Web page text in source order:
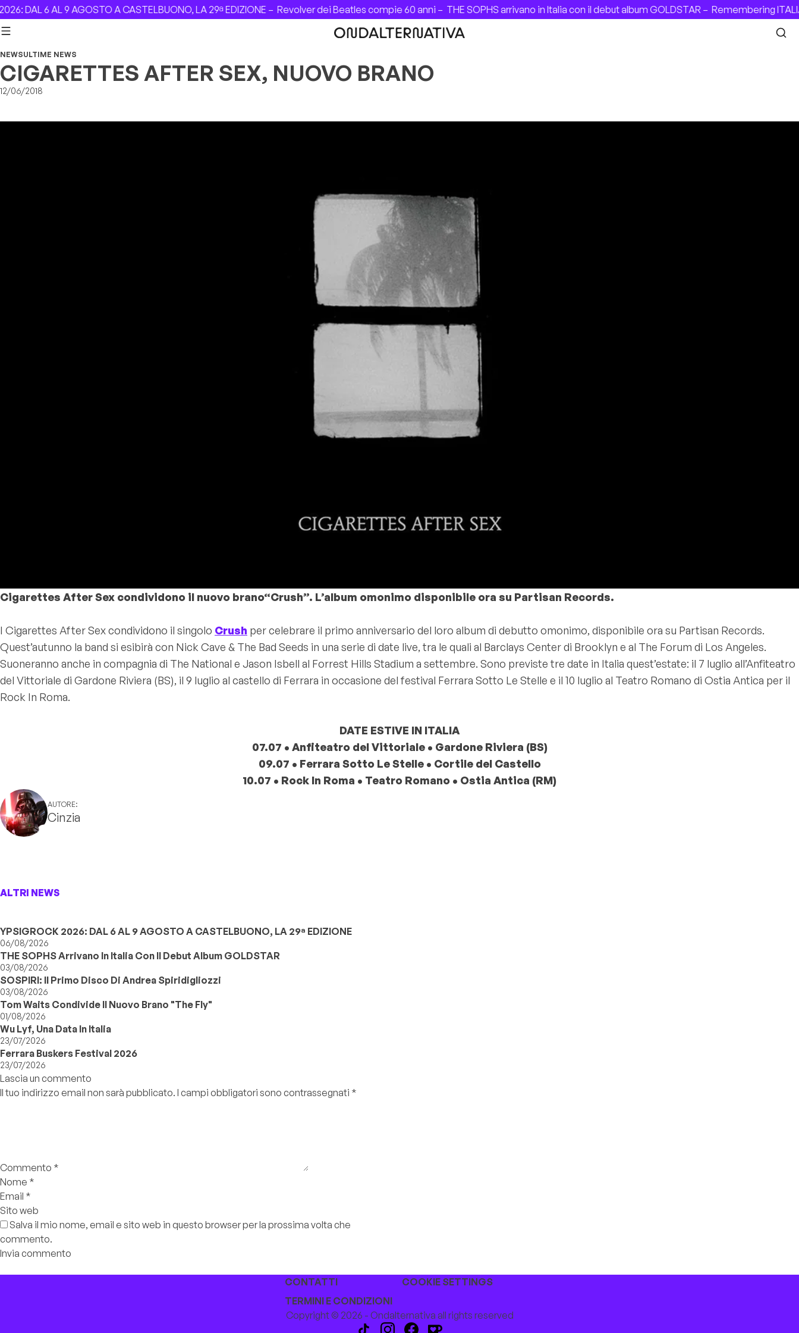
Skip to content
DAL 6 AL 9 AGOSTO A CASTELBUONO, LA 29ª EDIZIONE –Revolver dei Beatles compie 60 anni –THE SOPHS arrivano in Italia con il debut album GOLDSTAR –Remembering
NEWSULTIME NEWS
CIGARETTES AFTER SEX, NUOVO BRANO
12/06/2018
Cigarettes After Sex condividono il nuovo brano“Crush”. L’album omonimo disponibile ora su Partisan Records.
I Cigarettes After Sex condividono il singolo Crush per celebrare il primo anniversario del loro album di debutto omonimo, disponibile ora su Partisan Records.
Quest’autunno la band si esibirà con Nick Cave & The Bad Seeds in una serie di date live, tra le quali al Barclays Center di Brooklyn e al The Forum di Los Angeles.
Suoneranno anche in compagnia di The National e Jason Isbell al Forrest Hills Stadium a settembre. Sono previste tre date in Italia quest’estate: il 7 luglio all’Anfiteatro
del Vittoriale di Gardone Riviera (BS), il 9 luglio al castello di Ferrara in occasione del festival Ferrara Sotto Le Stelle e il 10 luglio al Teatro Romano di Ostia Antica per il
Rock In Roma.
DATE ESTIVE IN ITALIA
07.07 • Anfiteatro del Vittoriale • Gardone Riviera (BS)
09.07 • Ferrara Sotto Le Stelle • Cortile del Castello
10.07 • Rock In Roma • Teatro Romano • Ostia Antica (RM)
AUTORE:
Cinzia
ALTRI NEWS
YPSIGROCK 2026: DAL 6 AL 9 AGOSTO A CASTELBUONO, LA 29ª EDIZIONE
06/08/2026
THE SOPHS Arrivano In Italia Con Il Debut Album GOLDSTAR
03/08/2026
SOSPIRI: Il Primo Disco Di Andrea Spiridigliozzi
03/08/2026
Tom Waits Condivide Il Nuovo Brano "The Fly"
01/08/2026
Wu Lyf, Una Data In Italia
23/07/2026
Ferrara Buskers Festival 2026
23/07/2026
Lascia un commento
Il tuo indirizzo email non sarà pubblicato. I campi obbligatori sono contrassegnati *
Commento *
Nome *
Email *
Sito web
Salva il mio nome, email e sito web in questo browser per la prossima volta che
commento.
CONTATTI
COOKIE SETTINGS
TERMINI E CONDIZIONI
Copyright © 2026 - Ondalternativa all rights reserved